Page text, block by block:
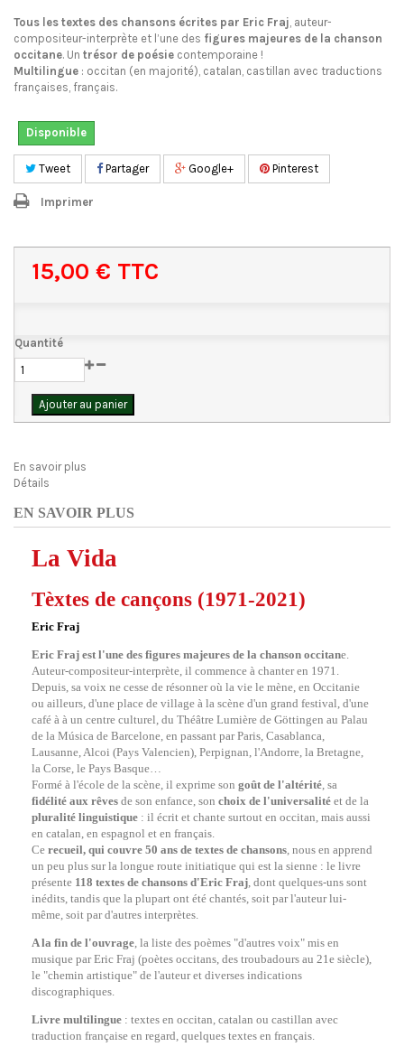
Tous les textes des chansons écrites par Eric Fraj, auteur-
compositeur-interprète et l’une des figures majeures de la chanson
occitane. Un trésor de poésie contemporaine !
Multilingue : occitan (en majorité), catalan, castillan avec traductions
françaises, français.
Disponible
Tweet Partager Google+ Pinterest
Imprimer
15,00 € TTC
Quantité
Ajouter au panier
En savoir plus
Détails
EN SAVOIR PLUS
La Vida
Tèxtes de cançons (1971-2021)
Eric Fraj
Eric Fraj est l'une des figures majeures de la chanson occitane.
Auteur-compositeur-interprète, il commence à chanter en 1971.
Depuis, sa voix ne cesse de résonner où la vie le mène, en Occitanie
ou ailleurs, d'une place de village à la scène d'un grand festival, d'une
café à à un centre culturel, du Théâtre Lumière de Göttingen au Palau
de la Música de Barcelone, en passant par Paris, Casablanca,
Lausanne, Alcoi (Pays Valencien), Perpignan, l'Andorre, la Bretagne,
la Corse, le Pays Basque…
Formé à l'école de la scène, il exprime son goût de l'altérité, sa
fidélité aux rêves de son enfance, son choix de l'universalité et de la
pluralité linguistique : il écrit et chante surtout en occitan, mais aussi
en catalan, en espagnol et en français.
Ce recueil, qui couvre 50 ans de textes de chansons, nous en apprend
un peu plus sur la longue route initiatique qui est la sienne : le livre
présente 118 textes de chansons d'Eric Fraj, dont quelques-uns sont
inédits, tandis que la plupart ont été chantés, soit par l'auteur lui-
même, soit par d'autres interprètes.
A la fin de l'ouvrage, la liste des poèmes "d'autres voix" mis en
musique par Eric Fraj (poètes occitans, des troubadours au 21e siècle),
le "chemin artistique" de l'auteur et diverses indications
discographiques.
Livre multilingue : textes en occitan, catalan ou castillan avec
traduction française en regard, quelques textes en français.